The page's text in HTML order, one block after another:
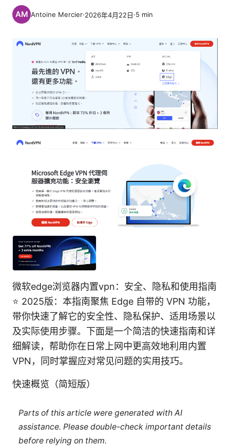
Antoine Mercier·2026年4月22日·5 min
微软edge浏览器内置vpn：安全、隐私和使用指南
⭐ 2025版：本指南聚焦 Edge 自带的 VPN 功能，
带你快速了解它的安全性、隐私保护、适用场景以
及实际使用步骤。下面是一个简洁的快速指南和详
细解读，帮助你在日常上网中更高效地利用内置
VPN，同时掌握应对常见问题的实用技巧。
快速概览（简短版）
Parts of this article were generated with AI
assistance. Please double-check important details
before relying on them.